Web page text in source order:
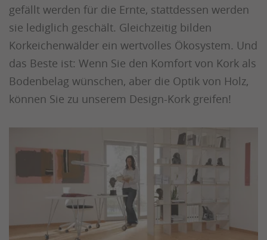
gefällt werden für die Ernte, stattdessen werden
sie lediglich geschält. Gleichzeitig bilden
Korkeichenwälder ein wertvolles Ökosystem. Und
das Beste ist: Wenn Sie den Komfort von Kork als
Bodenbelag wünschen, aber die Optik von Holz,
können Sie zu unserem Design-Kork greifen!